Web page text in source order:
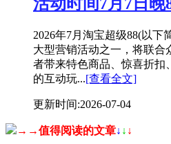
2026年7月淘宝超级88(以下
大型营销活动之一，将联合
者带来特色商品、惊喜折扣
的互动玩...[查看全文]
更新时间:2026-07-04
→→值得阅读的文章↓ ↓ ↓